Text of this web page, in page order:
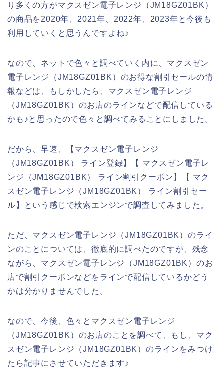
り多くの方がマクスゼン電子レンジ（JM18GZ01BK）
の商品を2020年、2021年、2022年、2023年と今後も
利用していくと思うんですよね♪
なので、ネットで色々と調べていく内に、マクスゼン
電子レンジ（JM18GZ01BK）のお得な割引セールの情
報などは、もしかしたら、マクスゼン電子レンジ
（JM18GZ01BK）のお店のラインなどで配信している
かも♪と思ったので色々と調べてみることにしました。
だから、早速、【マクスゼン電子レンジ
（JM18GZ01BK） ライン登録】【 マクスゼン電子レ
ンジ（JM18GZ01BK） ライン割引クーポン】【 マク
スゼン電子レンジ（JM18GZ01BK） ライン割引セー
ル】という感じで検索エンジンで調査してみました。
ただ、マクスゼン電子レンジ（JM18GZ01BK）のライ
ンのことについては、徹底的に調べたのですが、残念
ながら、マクスゼン電子レンジ（JM18GZ01BK）のお
店で割引クーポンなどをラインで配信しているかどう
かは分かりませんでした。
なので、今後、色々とマクスゼン電子レンジ
（JM18GZ01BK）のお店のことを調べて、もし、マク
スゼン電子レンジ（JM18GZ01BK）のラインをみつけ
たら記事にさせていただきます♪